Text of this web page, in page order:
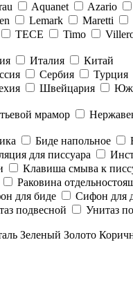
Aquanet Azario
Lemark Maretti
TECE Timo
Италия
Китай
Сербия
Турция
Швейцария
мрамор
Биде напольное
для писсуара
Клавиша смыва к
Раковина
для биде Сифон для
подвесной Унитаз
Зеленый Золото